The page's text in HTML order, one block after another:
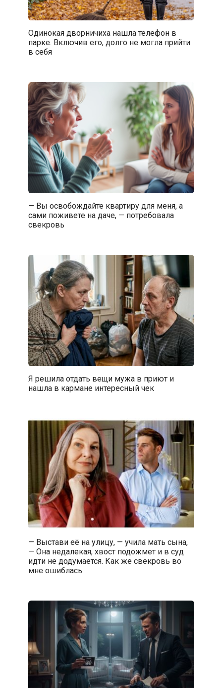
Одинокая дворничиха нашла телефон в
парке. Включив его, долго не могла прийти
в себя
— Вы освобождайте квартиру для меня, а
сами поживете на даче, — потребовала
свекровь
Я решила отдать вещи мужа в приют и
нашла в кармане интересный чек
— Выстави её на улицу, — учила мать сына,
— Она недалекая, хвост подожмет и в суд
идти не додумается. Как же свекровь во
мне ошиблась